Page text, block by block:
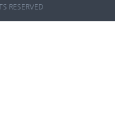
RESERVED